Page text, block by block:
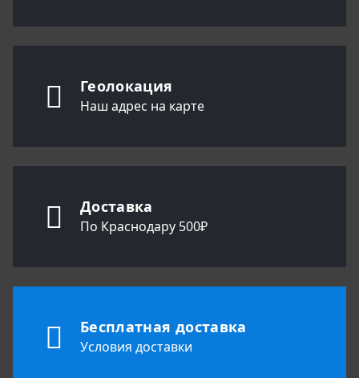
Геолокация
Наш адрес на карте
Доставка
По Краснодару 500₽
Бесплатная доставка
Условия доставки